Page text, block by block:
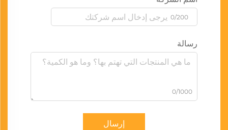
0/200
رسالة
0/1000
إرسال